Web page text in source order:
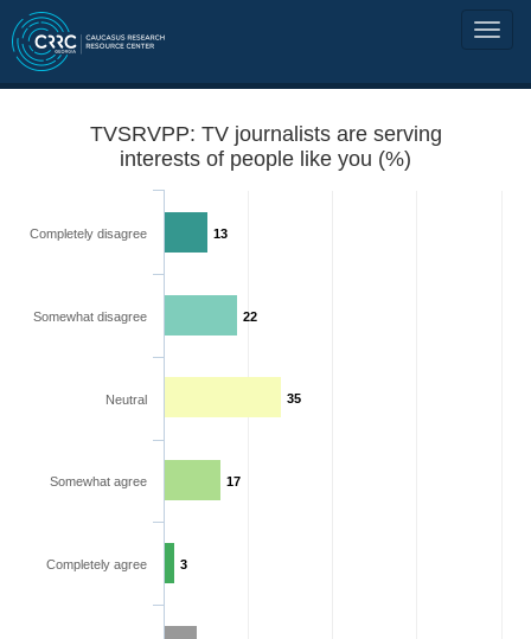
TVSRVPP: TV journalists are serving
interests of people like you (%)
13
22
35
17
3
Completely disagree
Somewhat disagree
Neutral
Somewhat agree
Completely agree